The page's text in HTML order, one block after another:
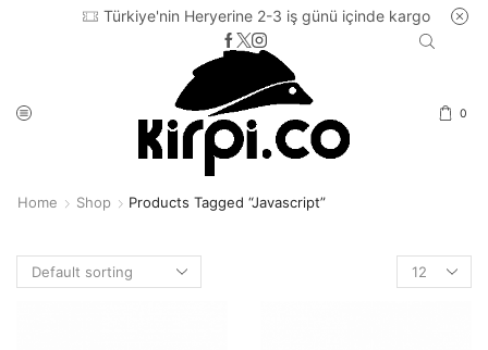
Türkiye'nin Heryerine 2-3 iş günü içinde kargo
0
Home Shop Products Tagged “javascript”
Products
per